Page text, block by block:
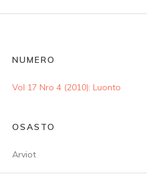
NUMERO
Vol 17 Nro 4 (2010): Luonto
OSASTO
Arviot